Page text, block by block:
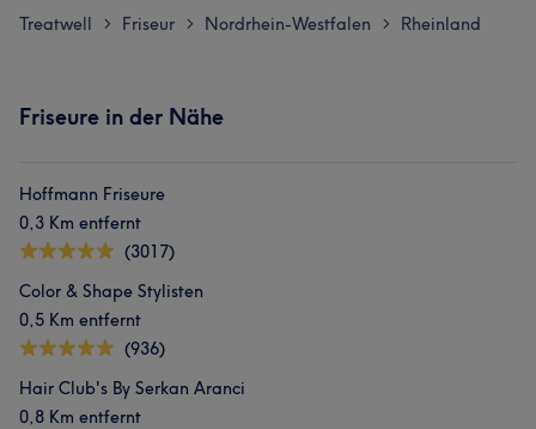
Treatwell > Friseur > Nordrhein-Westfalen > Rheinland
Friseure in der Nähe
Hoffmann Friseure
0,3 Km entfernt
(3017)
Color & Shape Stylisten
0,5 Km entfernt
(936)
Hair Club's By Serkan Aranci
0,8 Km entfernt